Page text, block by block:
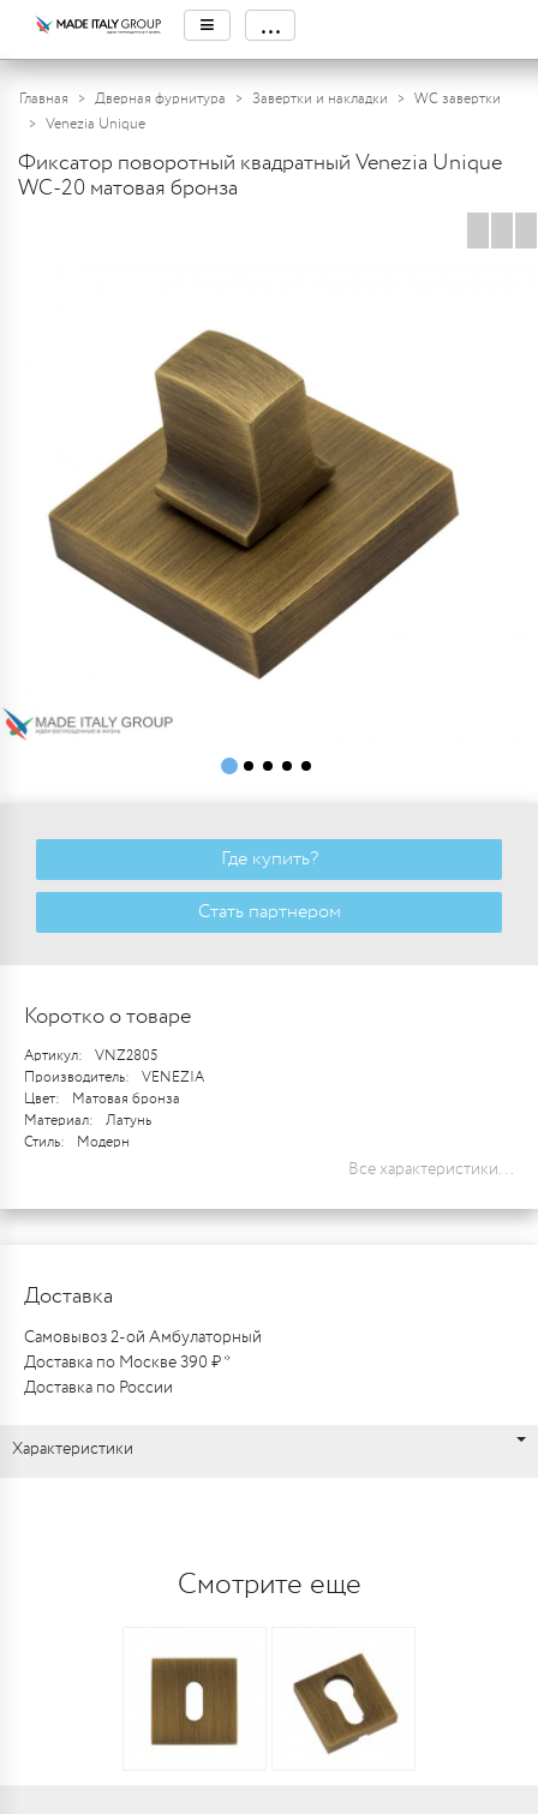
≡ ...
Главная Дверная фурнитура Завертки и накладки
WC завертки
Venezia Unique
Фиксатор поворотный квадратный Venezia Unique
WC-20 матовая бронза
Где купить?
Стать партнером
Коротко о товаре
Артикул:
VNZ2805
Производитель:
VENEZIA
Цвет:
Матовая бронза
Материал:
Латунь
Стиль:
Модерн
Все характеристики...
Доставка
Самовывоз 2-ой Амбулаторный
Доставка по Москве 390 ₽ *
Доставка по России
Характеристики
Смотрите еще